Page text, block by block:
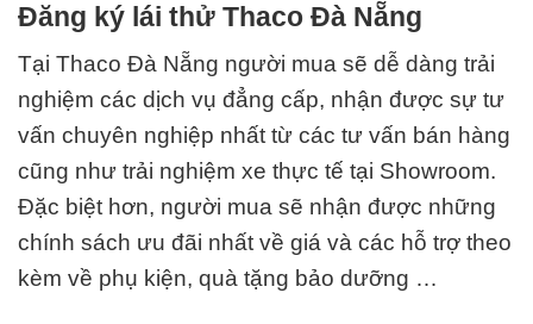
Đăng ký lái thử Thaco Đà Nẵng
Tại Thaco Đà Nẵng người mua sẽ dễ dàng trải
nghiệm các dịch vụ đẳng cấp, nhận được sự tư
vấn chuyên nghiệp nhất từ các tư vấn bán hàng
cũng như trải nghiệm xe thực tế tại Showroom.
Đặc biệt hơn, người mua sẽ nhận được những
chính sách ưu đãi nhất về giá và các hỗ trợ theo
kèm về phụ kiện, quà tặng bảo dưỡng …